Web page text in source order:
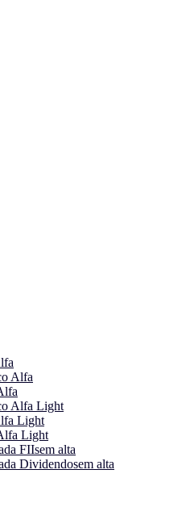
Alfa
Alfa Light
Light
Light
FIIsem alta
Dividendosem alta